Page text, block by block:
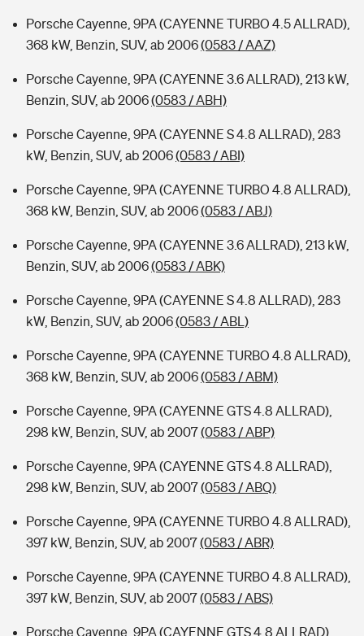
Porsche Cayenne, 9PA (CAYENNE TURBO 4.5 ALLRAD),
368 kW, Benzin, SUV, ab 2006(0583 / AAZ)
Porsche Cayenne, 9PA (CAYENNE 3.6 ALLRAD), 213 kW,
Benzin, SUV, ab 2006(0583 / ABH)
Porsche Cayenne, 9PA (CAYENNE S 4.8 ALLRAD), 283
kW, Benzin, SUV, ab 2006(0583 / ABI)
Porsche Cayenne, 9PA (CAYENNE TURBO 4.8 ALLRAD),
368 kW, Benzin, SUV, ab 2006(0583 / ABJ)
Porsche Cayenne, 9PA (CAYENNE 3.6 ALLRAD), 213 kW,
Benzin, SUV, ab 2006(0583 / ABK)
Porsche Cayenne, 9PA (CAYENNE S 4.8 ALLRAD), 283
kW, Benzin, SUV, ab 2006(0583 / ABL)
Porsche Cayenne, 9PA (CAYENNE TURBO 4.8 ALLRAD),
368 kW, Benzin, SUV, ab 2006(0583 / ABM)
Porsche Cayenne, 9PA (CAYENNE GTS 4.8 ALLRAD),
298 kW, Benzin, SUV, ab 2007(0583 / ABP)
Porsche Cayenne, 9PA (CAYENNE GTS 4.8 ALLRAD),
298 kW, Benzin, SUV, ab 2007(0583 / ABQ)
Porsche Cayenne, 9PA (CAYENNE TURBO 4.8 ALLRAD),
397 kW, Benzin, SUV, ab 2007(0583 / ABR)
Porsche Cayenne, 9PA (CAYENNE TURBO 4.8 ALLRAD),
397 kW, Benzin, SUV, ab 2007(0583 / ABS)
Porsche Cayenne, 9PA (CAYENNE GTS 4.8 ALLRAD),